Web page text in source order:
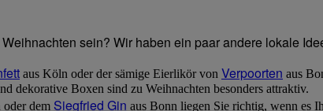
sein? Wir haben ein paar andere lokale
aus Köln oder der sämige Eierlikör von Verpoorten aus
dekorative Boxen sind zu Weihnachten besonders attraktiv.
dem Siegfried Gin aus Bonn liegen Sie richtig, wenn es